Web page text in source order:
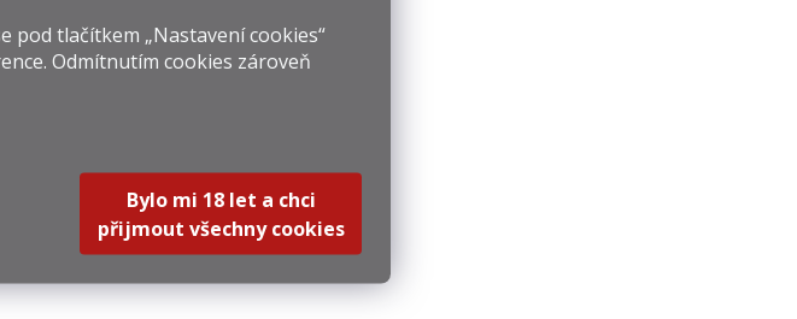
pod tlačítkem „Nastavení cookies“
Odmítnutím cookies zároveň
Bylo mi 18 let a chci
přijmout všechny cookies